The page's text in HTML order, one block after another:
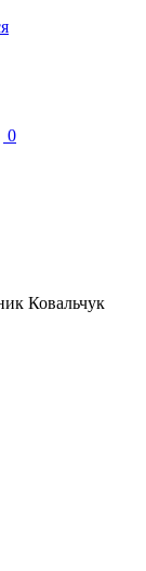
0
Ковальчук